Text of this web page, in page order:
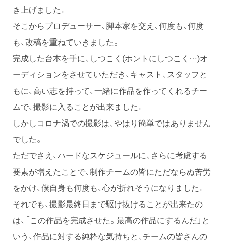
き上げました。
そこからプロデューサー、脚本家を交え、何度も、何度
も、改稿を重ねていきました。
完成した台本を手に、しつこく(ホントにしつこく…)オ
ーディションをさせていただき、キャスト、スタッフと
もに、高い志を持って、一緒に作品を作ってくれるチー
ムで、撮影に入ることが出来ました。
しかしコロナ渦での撮影は、やはり簡単ではありません
でした。
ただでさえ、ハードなスケジュールに、さらに考慮する
要素が増えたことで、制作チームの皆にただならぬ苦労
をかけ、僕自身も何度も、心が折れそうになりました。
それでも、撮影最終日まで駆け抜けることが出来たの
は、「この作品を完成させた。最高の作品にするんだ」と
いう、作品に対する純粋な気持ちと、チームの皆さんの